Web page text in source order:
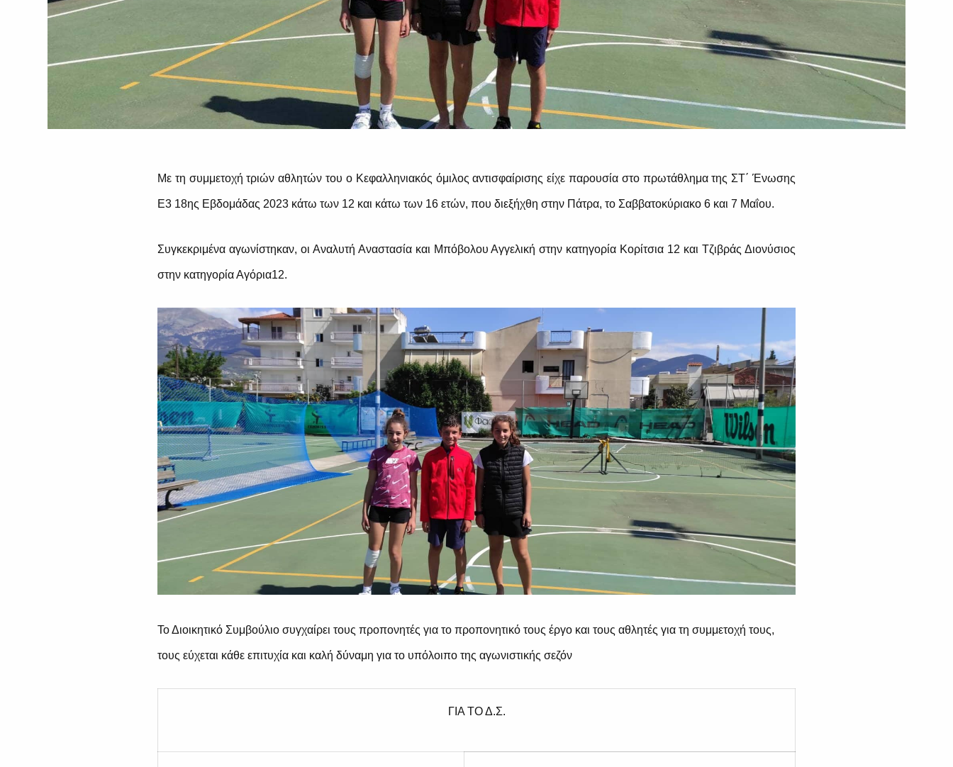
Με τη συμμετοχή τριών αθλητών του ο Κεφαλληνιακός όμιλος αντισφαίρισης είχε παρουσία στο πρωτάθλημα της ΣΤ΄ Ένωσης
Ε3 18ης Εβδομάδας 2023 κάτω των 12 και κάτω των 16 ετών, που διεξήχθη στην Πάτρα, το Σαββατοκύριακο 6 και 7 Μαΐου.
Συγκεκριμένα αγωνίστηκαν, οι Αναλυτή Αναστασία και Μπόβολου Αγγελική στην κατηγορία Κορίτσια 12 και Τζιβράς Διονύσιος
στην κατηγορία Αγόρια12.
Το Διοικητικό Συμβούλιο συγχαίρει τους προπονητές για το προπονητικό τους έργο και τους αθλητές για τη συμμετοχή τους,
τους εύχεται κάθε επιτυχία και καλή δύναμη για το υπόλοιπο της αγωνιστικής σεζόν
ΓΙΑ ΤΟ Δ.Σ.